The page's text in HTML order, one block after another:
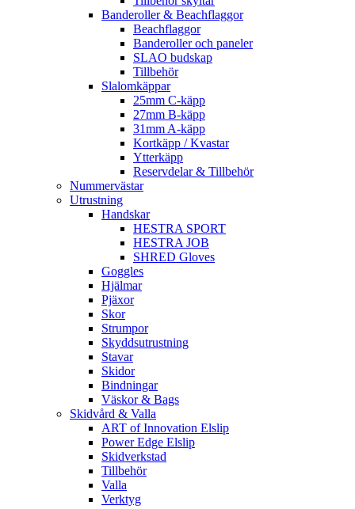
Banderoller & Beachflaggor
Beachflaggor
Banderoller och paneler
SLAO budskap
Tillbehör
Slalomkäppar
25mm C-käpp
27mm B-käpp
31mm A-käpp
Kortkäpp / Kvastar
Ytterkäpp
Reservdelar & Tillbehör
Nummervästar
Utrustning
Handskar
HESTRA SPORT
HESTRA JOB
SHRED Gloves
Goggles
Hjälmar
Pjäxor
Skor
Strumpor
Skyddsutrustning
Stavar
Skidor
Bindningar
Väskor & Bags
Skidvård & Valla
ART of Innovation Elslip
Power Edge Elslip
Skidverkstad
Tillbehör
Valla
Verktyg